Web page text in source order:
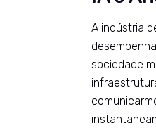
A indústria
sociedade